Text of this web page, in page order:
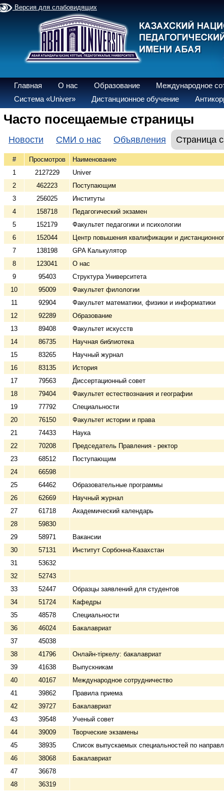
Версия для слабовидящих
Главная О нас Образование
Международное
Система «Univer»
Дистанционное обучение
Часто посещаемые страницы
Новости СМИ о нас Объявления Страница
# Просмотров
Наименование
1
2127229
Univer
2
462223
Поступающим
3
256025
Институты
4
158718
Педагогический экзамен
5
152179
Факультет педагогики и психологии
6
152044
Центр повышения квалификации и
7
138198
GPA Калькулятор
8
123041
О нас
9
95403
Структура Университета
10
95009
Факультет филологии
11
92904
Факультет математики, физики и информатики
12
92289
Образование
13
89408
Факультет искусств
14
86735
Научная библиотека
15
83265
Научный журнал
16
83135
История
17
79563
Диссертационный совет
18
79404
Факультет естествознания и географии
19
77792
Специальности
20
76150
Факультет истории и права
21
74433
Наука
22
70208
Председатель Правления - ректор
23
68512
Поступающим
24
66598
25
64462
Образовательные программы
26
62669
Научный журнал
27
61718
Академический календарь
28
59830
29
58971
Вакансии
30
57131
Институт Сорбонна-Казахстан
31
53632
32
52743
33
52447
Образцы заявлений для студентов
34
51724
Кафедры
35
48578
Специальности
36
46024
Бакалавриат
37
45038
38
41796
Онлайн-тіркелу: бакалавриат
39
41638
Выпускникам
40
40167
Международное сотрудничество
41
39862
Правила приема
42
39727
Бакалавриат
43
39548
Ученый совет
44
39009
Творческие экзамены
45
38935
Список выпускаемых специальностей по
46
38068
Бакалавриат
47
36678
48
36319